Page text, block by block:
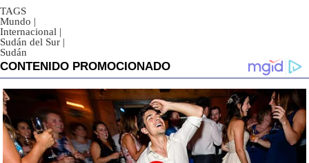
TAGS
Mundo |
Internacional |
Sudán del Sur |
Sudán